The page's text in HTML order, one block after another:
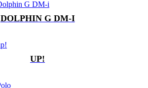
DOLPHIN G DM-I
UP!